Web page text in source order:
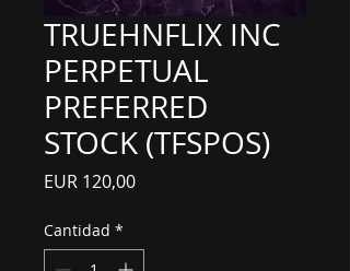
TRUEHNFLIX INC
PERPETUAL
PREFERRED
STOCK (TFSPOS)
EUR 120,00Precio
Cantidad *